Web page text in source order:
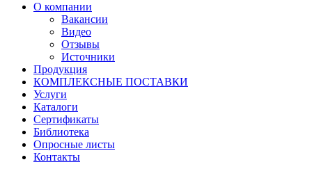
О компании
Вакансии
Видео
Отзывы
Источники
Продукция
КОМПЛЕКСНЫЕ ПОСТАВКИ
Услуги
Каталоги
Сертификаты
Библиотека
Опросные листы
Контакты